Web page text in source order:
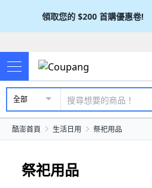
領取您的 $200 首購優惠卷!
全部
酷澎首頁 生活日用 祭祀用品
祭祀用品